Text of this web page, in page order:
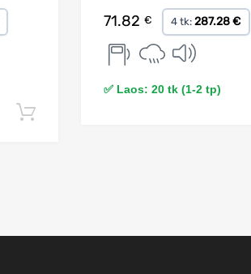
71.82 € 4 tk:287.28 €
✅ Laos: 20 tk (1-2 tp)